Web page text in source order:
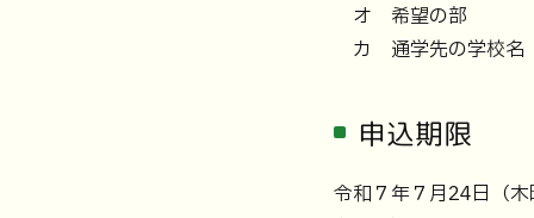
オ 希望の部
カ 通学先の学校名
申込期限
令和７年７月24日（